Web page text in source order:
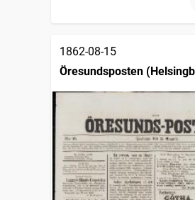
1862-08-15
Öresundsposten